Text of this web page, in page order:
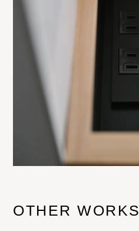
OTHER WORKS